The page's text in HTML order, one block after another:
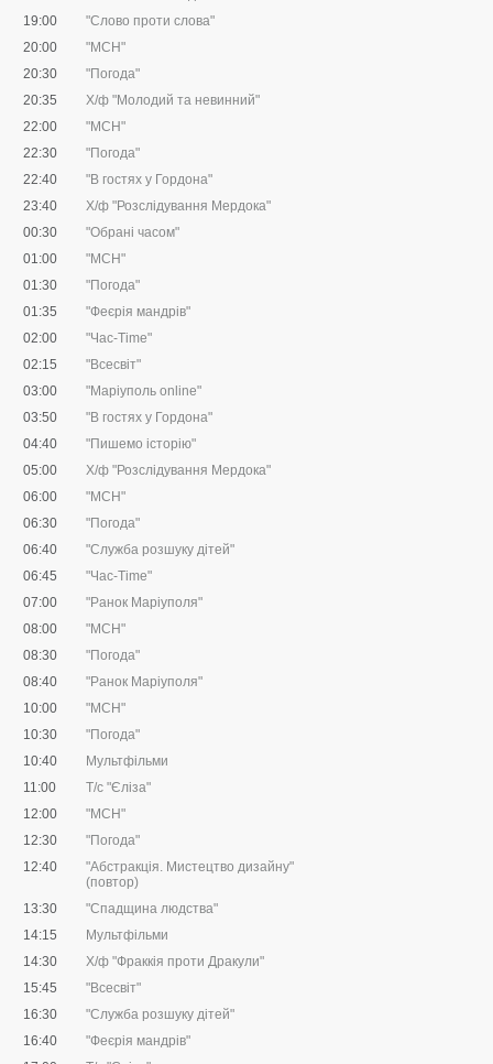
19:00
"Слово проти слова"
20:00
"МСН"
20:30
"Погода"
20:35
Х/ф "Молодий та невинний"
22:00
"МСН"
22:30
"Погода"
22:40
"В гостях у Гордона"
23:40
Х/ф "Розслідування Мердока"
00:30
"Обрані часом"
01:00
"МСН"
01:30
"Погода"
01:35
"Феєрія мандрів"
02:00
"Час-Time"
02:15
"Всесвіт"
03:00
"Маріуполь online"
03:50
"В гостях у Гордона"
04:40
"Пишемо історію"
05:00
Х/ф "Розслідування Мердока"
06:00
"МСН"
06:30
"Погода"
06:40
"Служба розшуку дітей"
06:45
"Час-Time"
07:00
"Ранок Маріуполя"
08:00
"МСН"
08:30
"Погода"
08:40
"Ранок Маріуполя"
10:00
"МСН"
10:30
"Погода"
10:40
Мультфільми
11:00
Т/с "Єліза"
12:00
"МСН"
12:30
"Погода"
12:40
"Абстракція. Мистецтво дизайну"
(повтор)
13:30
"Спадщина людства"
14:15
Мультфільми
14:30
Х/ф "Фраккія проти Дракули"
15:45
"Всесвіт"
16:30
"Служба розшуку дітей"
16:40
"Феєрія мандрів"